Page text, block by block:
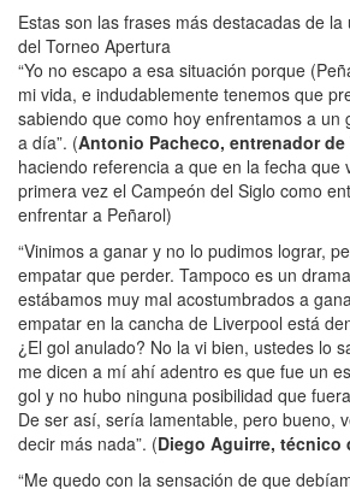
Estas son las frases más destacadas de
del Torneo Apertura
“Yo no escapo a esa situación porque
mi vida, e indudablemente tenemos que
sabiendo que como hoy enfrentamos a un
a día”. (Antonio Pacheco, entrenador de
haciendo referencia a que en la fecha que
primera vez el Campeón del Siglo como
enfrentar a Peñarol)
“Vinimos a ganar y no lo pudimos lograr,
empatar que perder. Tampoco es un
estábamos muy mal acostumbrados a
empatar en la cancha de Liverpool está
¿El gol anulado? No la vi bien, ustedes lo
me dicen a mí ahí adentro es que fue un
gol y no hubo ninguna posibilidad que
De ser así, sería lamentable, pero bueno,
decir más nada”. (Diego Aguirre, técnico
“Me quedo con la sensación de que